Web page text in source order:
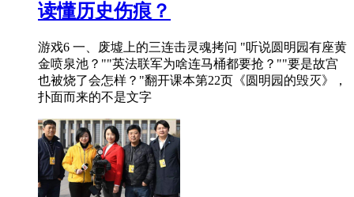
读懂历史伤痕？
游戏6 一、废墟上的三连击灵魂拷问 "听说圆明园有座黄
金喷泉池？""英法联军为啥连马桶都要抢？""要是故宫
也被烧了会怎样？"翻开课本第22页《圆明园的毁灭》，
扑面而来的不是文字